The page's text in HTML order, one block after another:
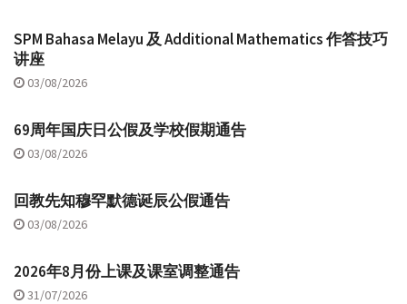
SPM Bahasa Melayu 及 Additional Mathematics 作答技巧
讲座
03/08/2026
69周年国庆日公假及学校假期通告
03/08/2026
回教先知穆罕默德诞辰公假通告
03/08/2026
2026年8月份上课及课室调整通告
31/07/2026